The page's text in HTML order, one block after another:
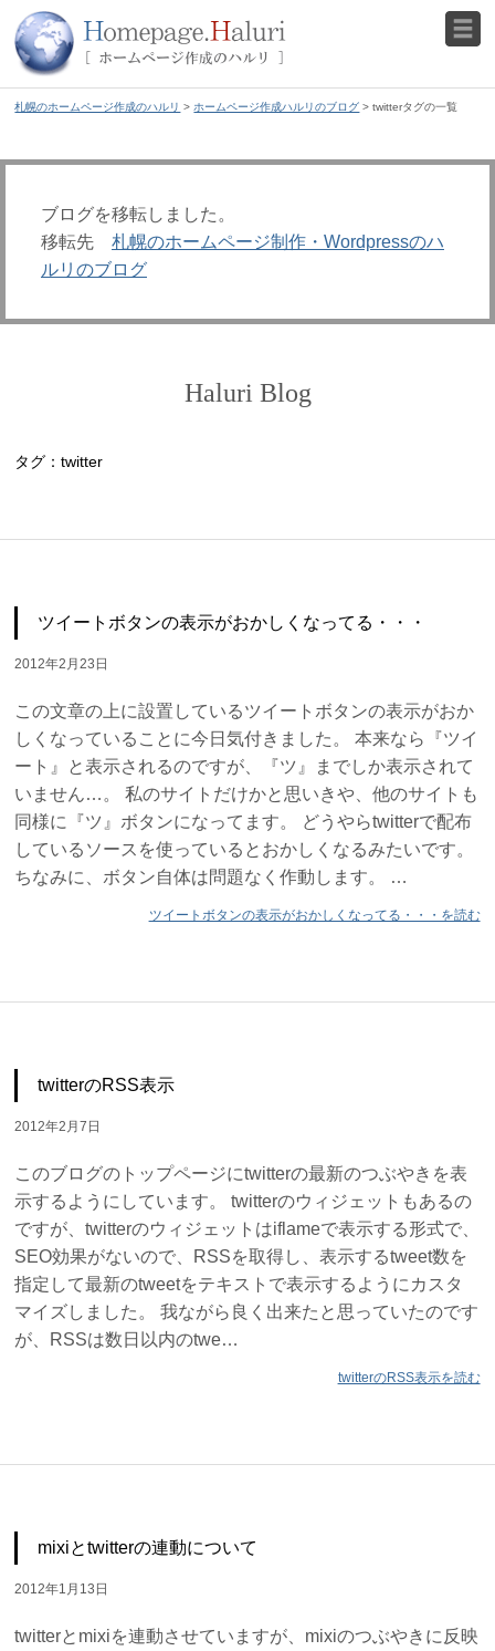
札幌のホームページ作成のハルリ > ホームページ作成ハルリのブログ > twitterタグの一覧
ブログを移転しました。
移転先 札幌のホームページ制作・Wordpressのハ
ルリのブログ
Haluri Blog
タグ：twitter
ツイートボタンの表示がおかしくなってる・・・
2012年2月23日
この文章の上に設置しているツイートボタンの表示がおか
しくなっていることに今日気付きました。 本来なら『ツイ
ート』と表示されるのですが、『ツ』までしか表示されて
いません…。 私のサイトだけかと思いきや、他のサイトも
同様に『ツ』ボタンになってます。 どうやらtwitterで配布
しているソースを使っているとおかしくなるみたいです。
ちなみに、ボタン自体は問題なく作動します。 …
ツイートボタンの表示がおかしくなってる・・・を読む
twitterのRSS表示
2012年2月7日
このブログのトップページにtwitterの最新のつぶやきを表
示するようにしています。 twitterのウィジェットもあるの
ですが、twitterのウィジェットはiflameで表示する形式で、
SEO効果がないので、RSSを取得し、表示するtweet数を
指定して最新のtweetをテキストで表示するようにカスタ
マイズしました。 我ながら良く出来たと思っていたのです
が、RSSは数日以内のtwe…
twitterのRSS表示を読む
mixiとtwitterの連動について
2012年1月13日
twitterとmixiを連動させていますが、mixiのつぶやきに反映